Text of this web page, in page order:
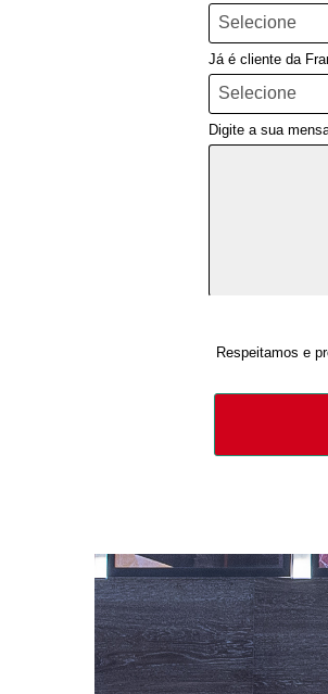
Já é cliente da
Digite a sua
Respeitamos e